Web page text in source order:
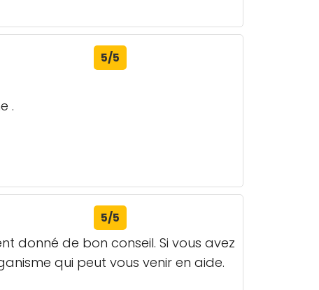
5/5
.
5/5
donné de bon conseil. Si vous avez
qui peut vous venir en aide.